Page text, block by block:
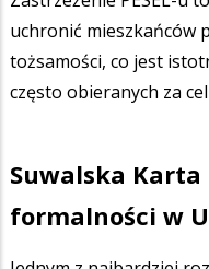
uchronić mieszkańców
tożsamości, co jest
często obieranych za
Suwalska
formalności w